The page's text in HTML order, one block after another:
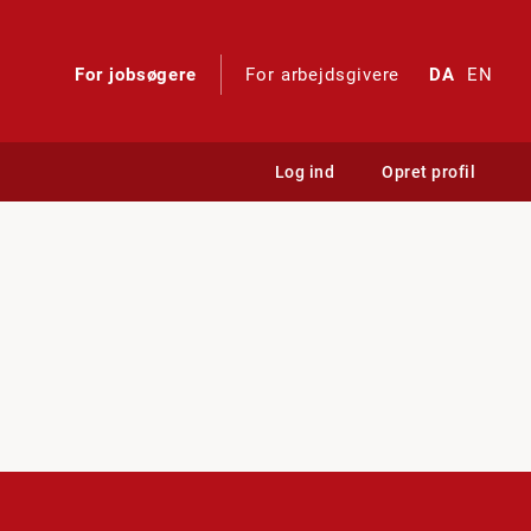
For jobsøgere For arbejdsgivere DA EN
Log ind Opret profil